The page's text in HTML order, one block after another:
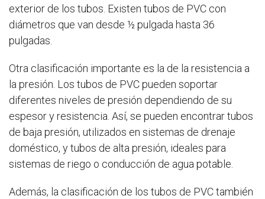
exterior de los tubos. Existen tubos de PVC con
diámetros que van desde ½ pulgada hasta 36
pulgadas.
Otra clasificación importante es la de la resistencia a
la presión. Los tubos de PVC pueden soportar
diferentes niveles de presión dependiendo de su
espesor y resistencia. Así, se pueden encontrar tubos
de baja presión, utilizados en sistemas de drenaje
doméstico, y tubos de alta presión, ideales para
sistemas de riego o conducción de agua potable.
Además, la clasificación de los tubos de PVC también